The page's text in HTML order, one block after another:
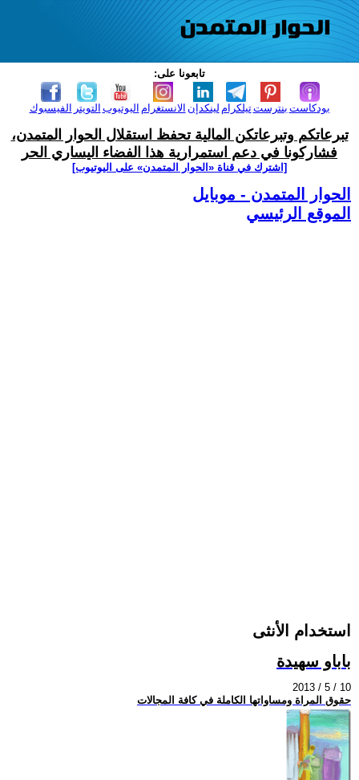
تابعونا على:
الفيسبوك التويتر اليوتيوب الانستغرام لينكدإن تيلكرامبنترست بودكاست
تبرعاتكم وتبرعاتكن المالية تحفظ استقلال الحوار المتمدن،
فشاركونا في دعم استمرارية هذا الفضاء اليساري الحر
[اشترك في قناة ‫«الحوار المتمدن» على اليوتيوب]
الحوار المتمدن - موبايل
الموقع الرئيسي
استخدام الأنثى
باباو سهيدة
2013 / 5 / 10
حقوق المراة ومساواتها الكاملة في كافة المجالات